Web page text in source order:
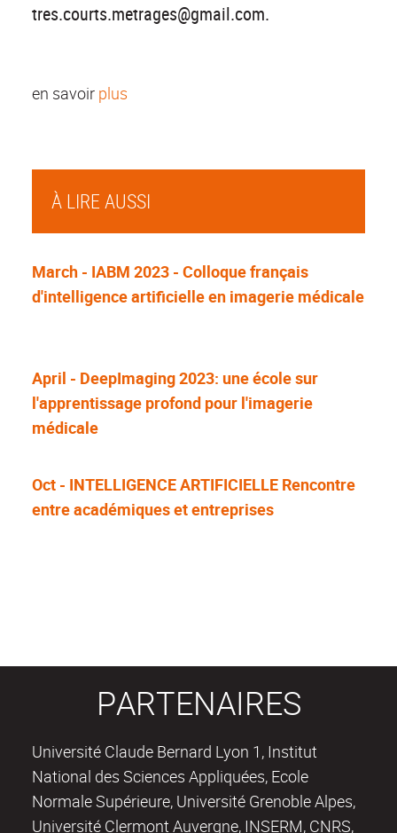
tres.courts.metrages@gmail.com.
en savoir plus
À LIRE AUSSI
March - IABM 2023 - Colloque français
d'intelligence artificielle en imagerie médicale
April - DeepImaging 2023: une école sur
l'apprentissage profond pour l'imagerie
médicale
Oct - INTELLIGENCE ARTIFICIELLE Rencontre
entre académiques et entreprises
PARTENAIRES
Université Claude Bernard Lyon 1, Institut
National des Sciences Appliquées, Ecole
Normale Supérieure, Université Grenoble Alpes,
Université Clermont Auvergne, INSERM, CNRS,